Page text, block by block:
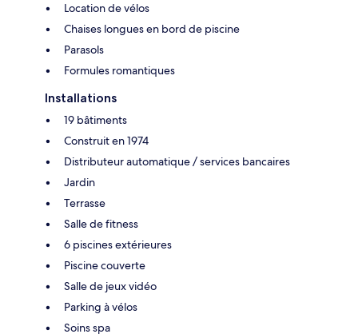
Location de vélos
Chaises longues en bord de piscine
Parasols
Formules romantiques
Installations
19 bâtiments
Construit en 1974
Distributeur automatique / services bancaires
Jardin
Terrasse
Salle de fitness
6 piscines extérieures
Piscine couverte
Salle de jeux vidéo
Parking à vélos
Soins spa